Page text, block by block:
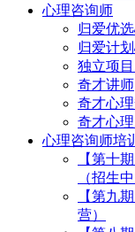
心理咨询师
归爱优
归爱计
独立项
奇才讲师
奇才心
奇才心
心理咨询师培
【第十
（招生中
【第九
营）